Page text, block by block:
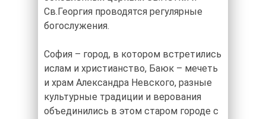
Св.Георгия проводятся регулярные
богослужения.
София – город, в котором встретились
ислам и христианство, Баюк – мечеть
и храм Александра Невского, разные
культурные традиции и верования
объединились в этом старом городе с